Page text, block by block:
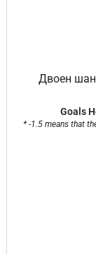
Двоен
Goals
* -1.5 means that